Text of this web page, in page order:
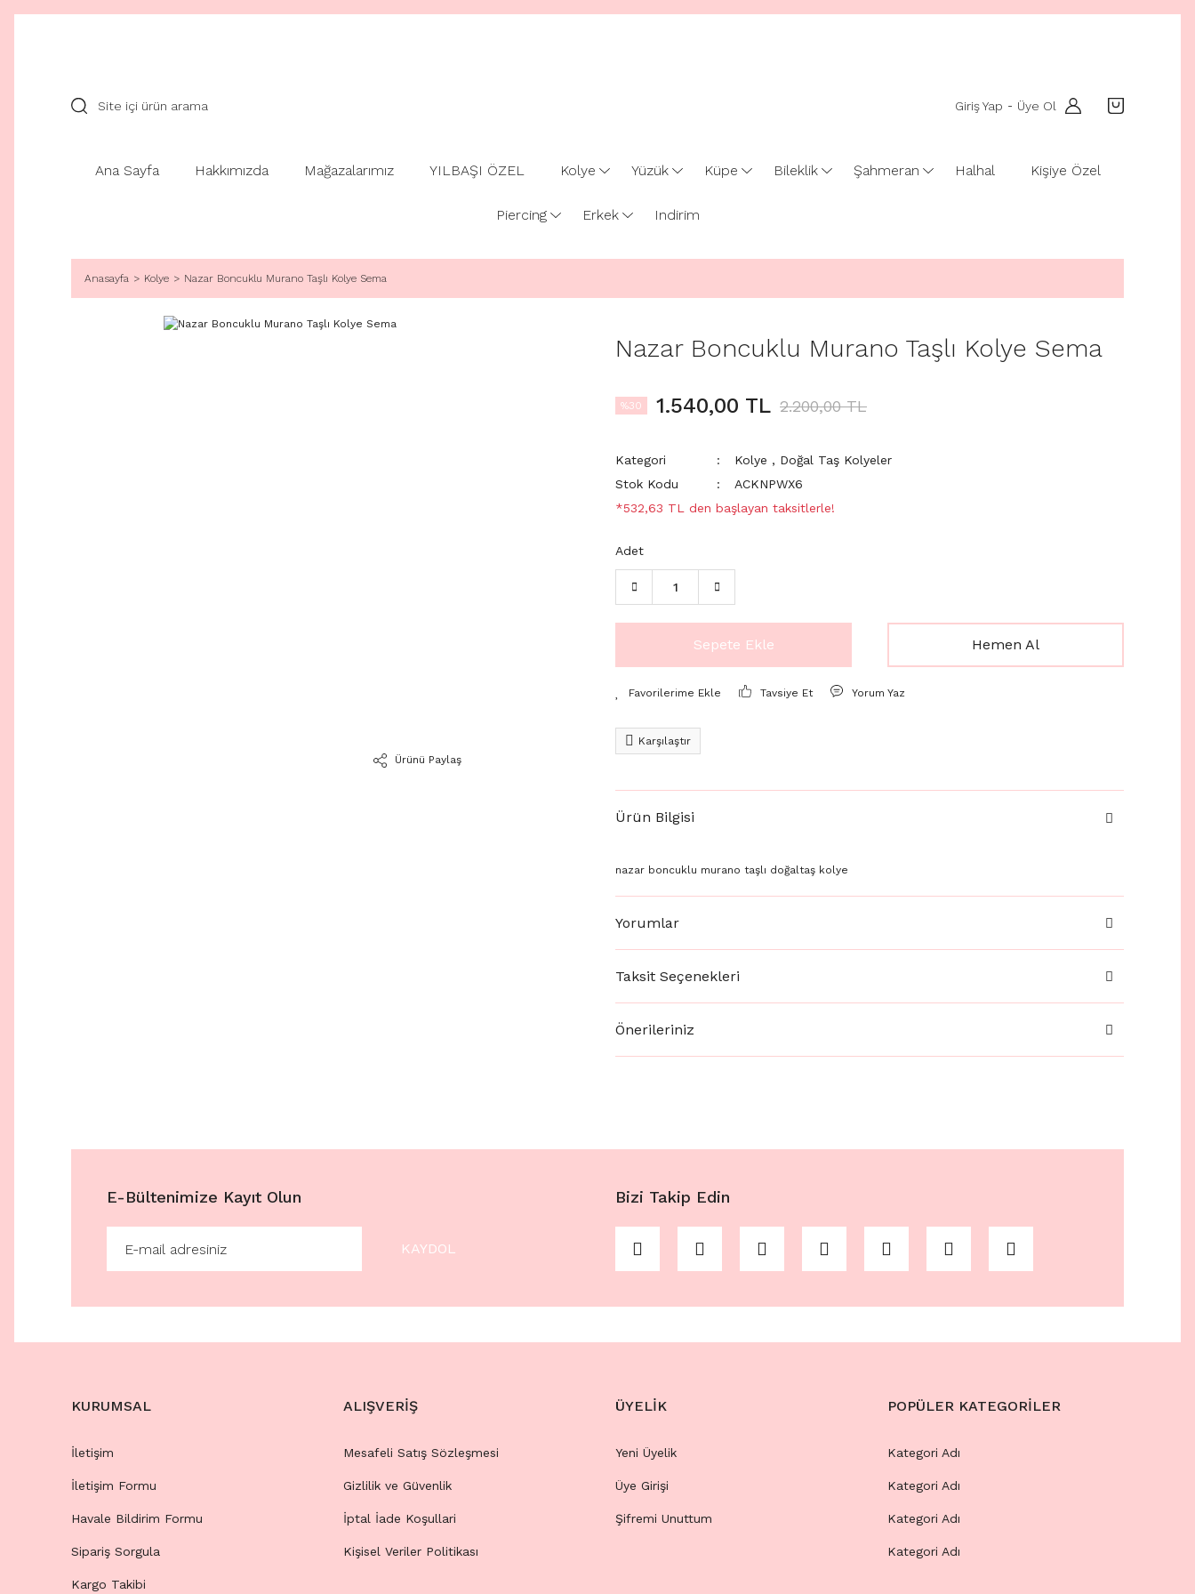
Giriş Yap - Üye Ol
Ana Sayfa Hakkımızda Mağazalarımız YILBAŞI ÖZEL Kolye Yüzük Küpe Bileklik Şahmeran Halhal Kişiye Özel
Piercing Erkek Indirim
Anasayfa Kolye Nazar Boncuklu Murano Taşlı Kolye Sema
Ürünü Paylaş
Nazar Boncuklu Murano Taşlı Kolye Sema
%30 1.540,00 TL 2.200,00 TL
Kategori Kolye , Doğal Taş Kolyeler
Stok Kodu
ACKNPWX6
*532,63 TL den başlayan taksitlerle!
Adet
Sepete Ekle Hemen Al
Tavsiye Et Yorum Yaz
Karşılaştır
Ürün Bilgisi
nazar boncuklu murano taşlı doğaltaş kolye
Yorumlar
Taksit Seçenekleri
Önerileriniz
E-Bültenimize Kayıt Olun
KAYDOL
Bizi Takip Edin
KURUMSAL
İletişim
İletişim Formu
Havale Bildirim Formu
Sipariş Sorgula
Kargo Takibi
ALIŞVERİŞ
Mesafeli Satış Sözleşmesi
Gizlilik ve Güvenlik
İptal İade Koşullari
Kişisel Veriler Politikası
ÜYELİK
Yeni Üyelik
Üye Girişi
Şifremi Unuttum
POPÜLER KATEGORİLER
Kategori Adı
Kategori Adı
Kategori Adı
Kategori Adı